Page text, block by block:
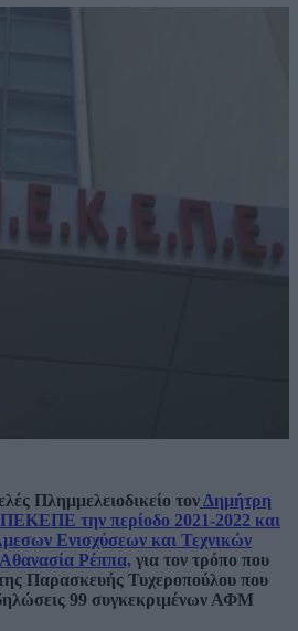
Πλημμελειοδικείο τονΔημήτρη
την περίοδο 2021-2022 και
Ενισχύσεων και Τεχνικών
Ρέππα, για τον τρόπο που
Παρασκευής Τυχεροπούλου που
99 συγκεκριμένων ΑΦΜ